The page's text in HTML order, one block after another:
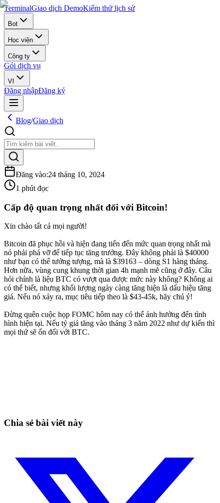
TerminalGiao dịch DemoKiểm thử lịch sử
Bot
Học viện
Công ty
Gói dịch vụ
VI
Đăng nhậpĐăng ký
Blog/Giao dịch
Đăng vào:24 tháng 10, 2024
1 phút đọc
Cấp độ quan trọng nhất đối với Bitcoin!
Xin chào tất cả mọi người!
Bitcoin đã phục hồi và hiện đang tiến đến mức quan trọng nhất mà
nó phải phá vỡ để tiếp tục tăng trưởng. Đây không phải là $40000
như bạn có thể tưởng tượng, mà là $39163 – dòng S1 hàng tháng.
Hơn nữa, vùng cung khung thời gian 4h mạnh mẽ cũng ở đây. Câu
hỏi chính là liệu BTC có vượt qua được mức này không? Không ai
có thể biết, nhưng khối lượng ngày càng tăng hiện là dấu hiệu tăng
giá. Nếu nó xảy ra, mục tiêu tiếp theo là $43-45k, hãy chú ý!
Đừng quên cuộc họp FOMC hôm nay có thể ảnh hưởng đến tình
hình hiện tại. Nếu tỷ giá tăng vào tháng 3 năm 2022 như dự kiến ​​thì
mọi thứ sẽ ổn đối với BTC.
Chia sẻ bài viết này